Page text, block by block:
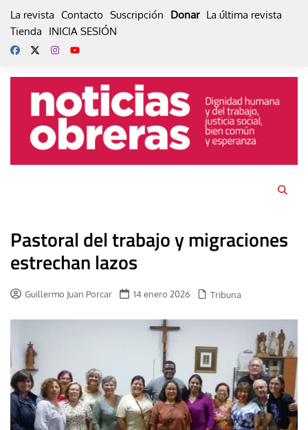
La revista Contacto Suscripción Donar La última revista
Tienda
INICIA SESIÓN
Pastoral del trabajo y migraciones
estrechan lazos
Guillermo Juan Porcar 14 enero 2026 Tribuna